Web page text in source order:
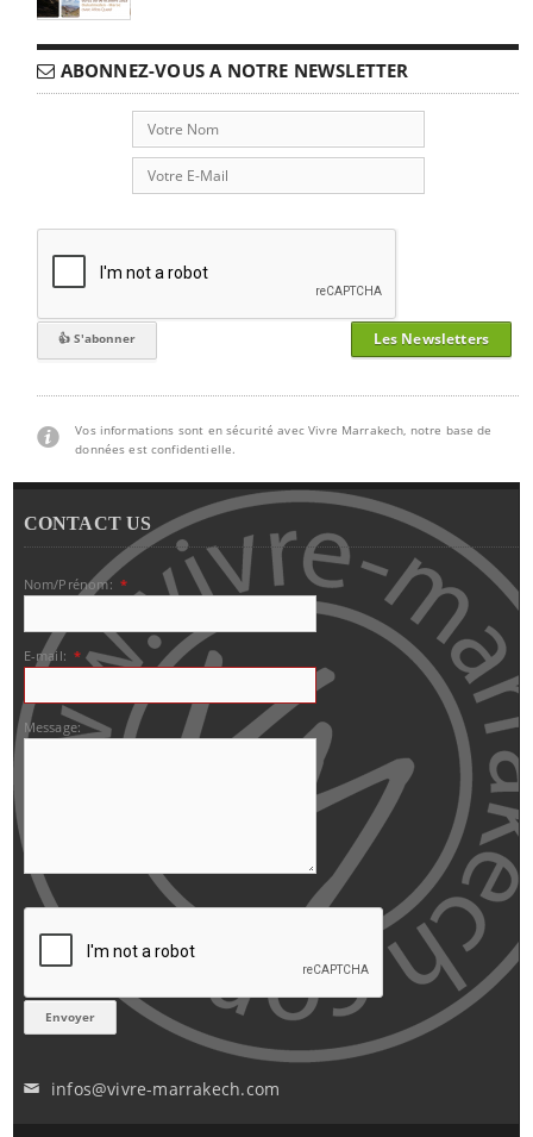
ABONNEZ-VOUS A NOTRE NEWSLETTER
Les Newsletters
Vos informations sont en sécurité avec Vivre Marrakech, notre base de
données est confidentielle.
CONTACT US
Nom/Prénom: *
E-mail: *
Message:
✉ infos@vivre-marrakech.com